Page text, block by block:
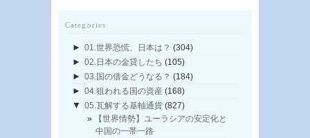
Categories
► 01.世界恐慌、日本は？ (304)
► 02.日本の金貸したち (105)
► 03.国の借金どうなる？ (184)
► 04.狙われる国の資産 (168)
▼ 05.瓦解する基軸通貨 (827)
【世界情勢】ユーラシアの安定化と
中国の一帯一路